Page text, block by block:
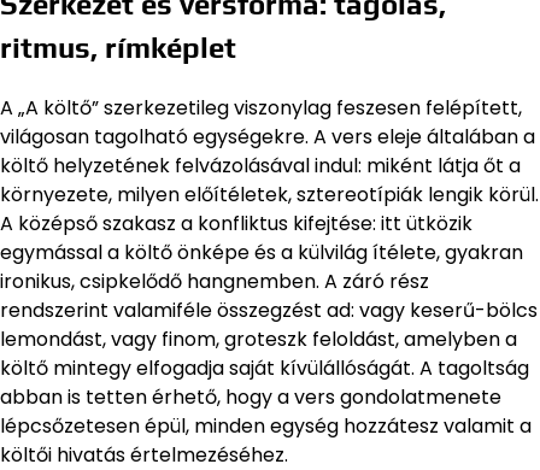
ritmus, rímképlet
A „A költő” szerkezetileg viszonylag feszesen felépített,
világosan tagolható egységekre. A vers eleje általában a
költő helyzetének felvázolásával indul: miként látja őt a
környezete, milyen előítéletek, sztereotípiák lengik körül.
A középső szakasz a konfliktus kifejtése: itt ütközik
egymással a költő önképe és a külvilág ítélete, gyakran
ironikus, csipkelődő hangnemben. A záró rész
rendszerint valamiféle összegzést ad: vagy keserű-bölcs
lemondást, vagy finom, groteszk feloldást, amelyben a
költő mintegy elfogadja saját kívülállóságát. A tagoltság
abban is tetten érhető, hogy a vers gondolatmenete
lépcsőzetesen épül, minden egység hozzátesz valamit a
költői hivatás értelmezéséhez.